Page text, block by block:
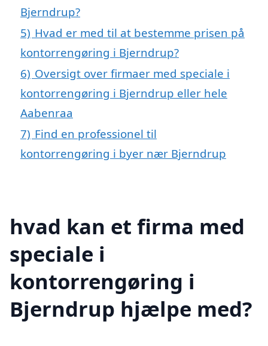
Bjerndrup?
5) Hvad er med til at bestemme prisen på
kontorrengøring i Bjerndrup?
6) Oversigt over firmaer med speciale i
kontorrengøring i Bjerndrup eller hele
Aabenraa
7) Find en professionel til
kontorrengøring i byer nær Bjerndrup
hvad kan et firma med
speciale i
kontorrengøring i
Bjerndrup hjælpe med?